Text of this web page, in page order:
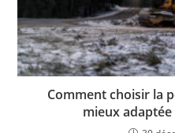
Comment choisir la
mieux